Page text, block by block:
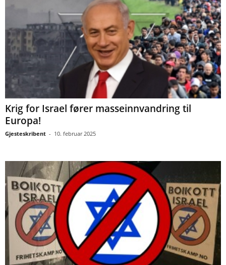
Krig for Israel fører masseinnvandring til
Europa!
Gjesteskribent - 10. februar 2025